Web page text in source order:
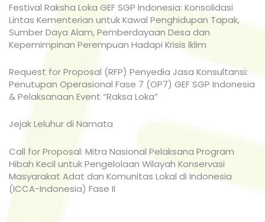
Festival Raksha Loka GEF SGP Indonesia: Konsolidasi
Lintas Kementerian untuk Kawal Penghidupan Tapak,
Sumber Daya Alam, Pemberdayaan Desa dan
Kepemimpinan Perempuan Hadapi Krisis Iklim
Request for Proposal (RFP) Penyedia Jasa Konsultansi:
Penutupan Operasional Fase 7 (OP7) GEF SGP Indonesia
& Pelaksanaan Event “Raksa Loka”
Jejak Leluhur di Namata
Call for Proposal: Mitra Nasional Pelaksana Program
Hibah Kecil untuk Pengelolaan Wilayah Konservasi
Masyarakat Adat dan Komunitas Lokal di Indonesia
(ICCA-Indonesia) Fase II